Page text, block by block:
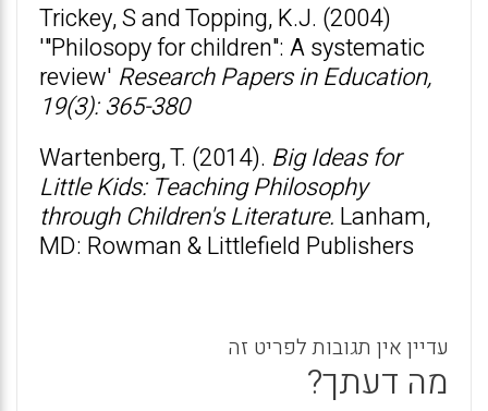
Trickey, S and Topping, K.J. (2004)
'"Philosopy for children": A systematic
review' Research Papers in Education,
19(3): 365-380
Wartenberg, T. (2014). Big Ideas for
Little Kids: Teaching Philosophy
through Children's Literature. Lanham,
MD: Rowman & Littlefield Publishers
עדיין אין תגובות לפריט זה
מה דעתך?